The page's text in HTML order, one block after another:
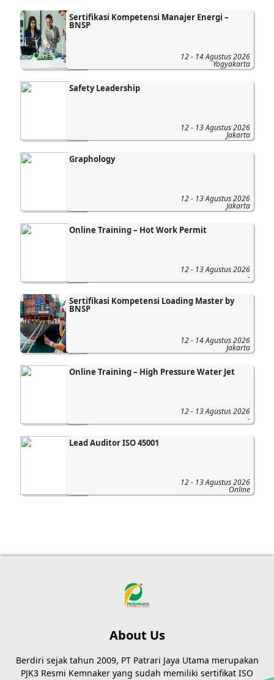
Sertifikasi Kompetensi Manajer Energi –
BNSP
12 - 14 Agustus 2026
Yogyakarta
Safety Leadership
12 - 13 Agustus 2026
Jakarta
Graphology
12 - 13 Agustus 2026
Jakarta
Online Training – Hot Work Permit
12 - 13 Agustus 2026
-
Sertifikasi Kompetensi Loading Master by
BNSP
12 - 14 Agustus 2026
Jakarta
Online Training – High Pressure Water Jet
12 - 13 Agustus 2026
-
Lead Auditor ISO 45001
12 - 13 Agustus 2026
Online
About Us
Berdiri sejak tahun 2009, PT Patrari Jaya Utama merupakan
PJK3 Resmi Kemnaker yang sudah memiliki sertifikat ISO